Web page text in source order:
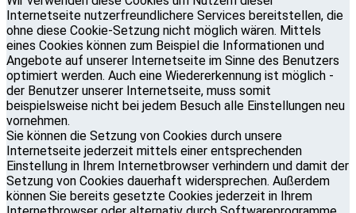
Internetseite nutzerfreundlichere Services bereitstellen, die
ohne diese Cookie-Setzung nicht möglich wären. Mittels
eines Cookies können zum Beispiel die Informationen und
Angebote auf unserer Internetseite im Sinne des Benutzers
optimiert werden. Auch eine Wiedererkennung ist möglich -
der Benutzer unserer Internetseite, muss somit
beispielsweise nicht bei jedem Besuch alle Einstellungen neu
vornehmen.
Sie können die Setzung von Cookies durch unsere
Internetseite jederzeit mittels einer entsprechenden
Einstellung in Ihrem Internetbrowser verhindern und damit der
Setzung von Cookies dauerhaft widersprechen. Außerdem
können Sie bereits gesetzte Cookies jederzeit in Ihrem